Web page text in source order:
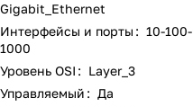
Gigabit_Ethernet
Интерфейсы и порты: 10-100-
1000
Уровень OSI: Layer_3
Управляемый: Да